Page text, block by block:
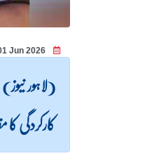
Jun 2026
کارکردگی